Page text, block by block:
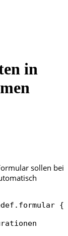
in
sollen bei
{